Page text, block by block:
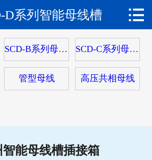
 网站首页
关于我们
产品中心
新闻动态
D系列智能母线槽 
SCD-B系列母线槽 SCD-C系列母线槽
管型母线 高压共相母线
智能母线槽插接箱